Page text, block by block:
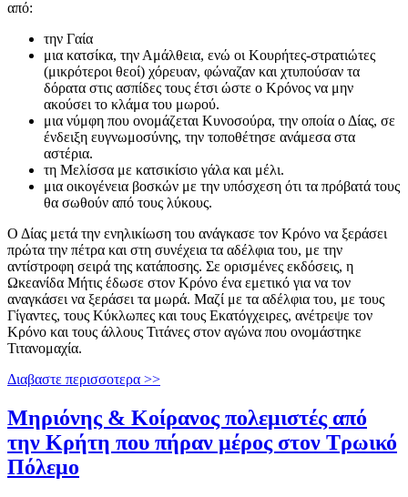
από:
την Γαία
μια κατσίκα, την Αμάλθεια, ενώ οι Κουρήτες-στρατιώτες
(μικρότεροι θεοί) χόρευαν, φώναζαν και χτυπούσαν τα
δόρατα στις ασπίδες τους έτσι ώστε ο Κρόνος να μην
ακούσει το κλάμα του μωρού.
μια νύμφη που ονομάζεται Κυνοσούρα, την οποία ο Δίας, σε
ένδειξη ευγνωμοσύνης, την τοποθέτησε ανάμεσα στα
αστέρια.
τη Μελίσσα με κατσικίσιο γάλα και μέλι.
μια οικογένεια βοσκών με την υπόσχεση ότι τα πρόβατά τους
θα σωθούν από τους λύκους.
Ο Δίας μετά την ενηλικίωση του ανάγκασε τον Κρόνο να ξεράσει
πρώτα την πέτρα και στη συνέχεια τα αδέλφια του, με την
αντίστροφη σειρά της κατάποσης. Σε ορισμένες εκδόσεις, η
Ωκεανίδα Μήτις έδωσε στον Κρόνο ένα εμετικό για να τον
αναγκάσει να ξεράσει τα μωρά. Μαζί με τα αδέλφια του, με τους
Γίγαντες, τους Κύκλωπες και τους Εκατόγχειρες, ανέτρεψε τον
Κρόνο και τους άλλους Τιτάνες στον αγώνα που ονομάστηκε
Τιτανομαχία.
Διαβαστε περισσοτερα >>
Μηριόνης & Κοίρανος πολεμιστές από
την Κρήτη που πήραν μέρος στον Τρωικό
Πόλεμο